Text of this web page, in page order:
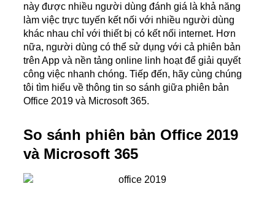
này được nhiều người dùng đánh giá là khả năng
làm việc trực tuyến kết nối với nhiều người dùng
khác nhau chỉ với thiết bị có kết nối internet. Hơn
nữa, người dùng có thể sử dụng với cả phiên bản
trên App và nền tảng online linh hoạt để giải quyết
công việc nhanh chóng. Tiếp đến, hãy cùng chúng
tôi tìm hiểu về thông tin so sánh giữa phiên bản
Office 2019 và Microsoft 365.
So sánh phiên bản Office 2019
và Microsoft 365